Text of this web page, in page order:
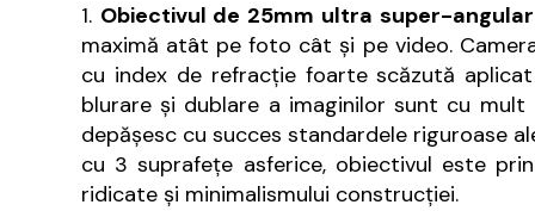
1. Obiectivul de 25mm ultra super-angular
maximă atât pe foto cât şi pe video.
cu index de refracţie foarte scăzută
blurare şi dublare a imaginilor sunt cu mult
depăşesc cu succes standardele riguroase
cu 3 suprafeţe asferice, obiectivul este
ridicate şi minimalismului construcţiei.